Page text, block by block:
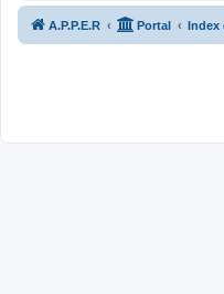
A.P.P.E.R Portal Index